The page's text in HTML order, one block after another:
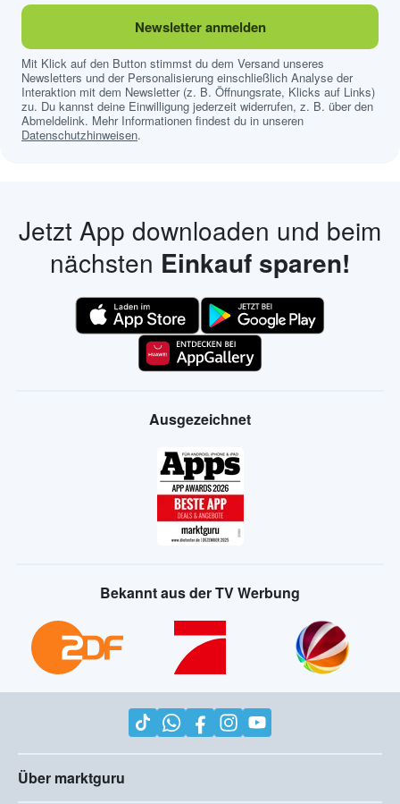
Newsletter anmelden
Mit Klick auf den Button stimmst du dem Versand unseres
Newsletters und der Personalisierung einschließlich Analyse der
Interaktion mit dem Newsletter (z. B. Öffnungsrate, Klicks auf Links)
zu. Du kannst deine Einwilligung jederzeit widerrufen, z. B. über den
Abmeldelink. Mehr Informationen findest du in unseren
Datenschutzhinweisen.
Jetzt App downloaden und beim
nächsten Einkauf sparen!
Ausgezeichnet
Bekannt aus der TV Werbung
Über marktguru